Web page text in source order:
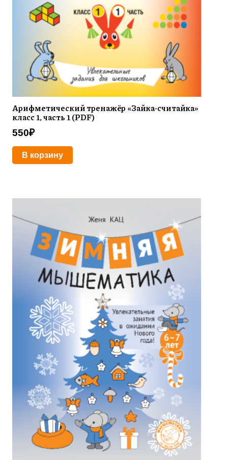
Арифметический тренажёр «Зайка-считайка»
класс 1, часть 1 (PDF)
550₽
В корзину